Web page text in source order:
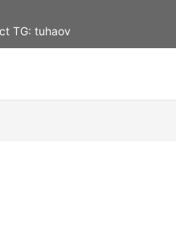
TG: tuhaov